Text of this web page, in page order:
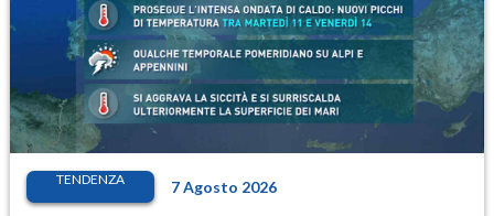
TENDENZA 7 Agosto 2026